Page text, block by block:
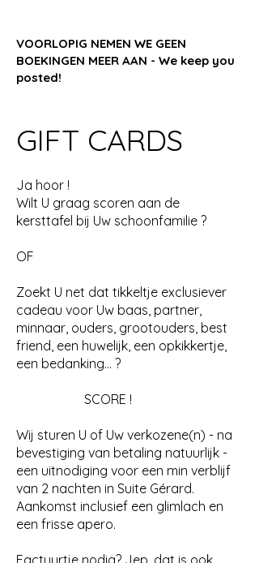
VOORLOPIG NEMEN WE GEEN
BOEKINGEN MEER AAN - We keep you
posted!​
GIFT CARDS
Ja hoor !
Wilt U graag scoren aan de
kersttafel bij Uw schoonfamilie ?
OF
Zoekt U net dat tikkeltje exclusiever
cadeau voor Uw baas, partner,
minnaar, ouders, grootouders, best
friend, een huwelijk, een opkikkertje,
een bedanking… ?
SCORE !
Wij sturen U of Uw verkozene(n) - na
bevestiging van betaling natuurlijk -
een uitnodiging voor een min verblijf
van 2 nachten in Suite Gérard.
Aankomst inclusief een glimlach en
een frisse apero.
Factuurtje nodig? Jep, dat is ook